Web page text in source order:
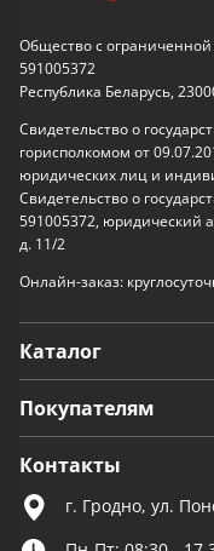
Общество с
591005372
Республика Беларусь,
Свидетельство о
горисполкомом от
юридических лиц и
Свидетельство о
591005372, юридический
д. 11/2
Онлайн-заказ:
Каталог
Покупателям
Контакты
г. Гродно, ул.